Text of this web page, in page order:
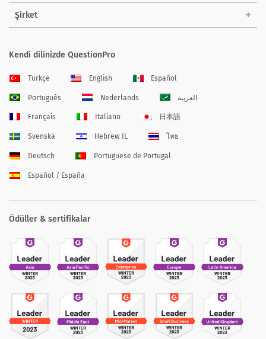
Şirket
Kendi dilinizde QuestionPro
Türkçe English Español
Português Nederlands العربية
Français Italiano 日本語
Svenska Hebrew IL ไทย
Deutsch Portuguese de Portugal
Español / España
Ödüller & sertifikalar